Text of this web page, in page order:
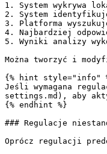
1. System wykrywa
2. System
3. Platforma
4. Najbardziej
5. Wyniki analizy
Można tworzyć i
{% hint style="info"
Jeśli wymagana
settings.md), aby
{% endhint %}
### Regulacje
Oprócz regulacji